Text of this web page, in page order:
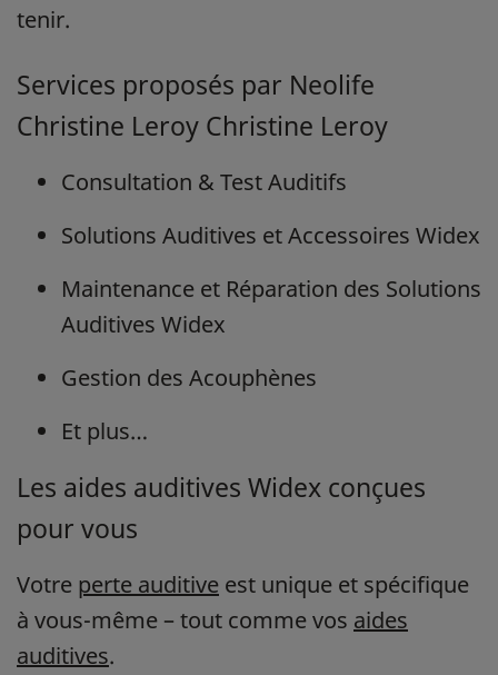
tenir.
Services proposés par Neolife
Christine Leroy Christine Leroy
Consultation & Test Auditifs
Solutions Auditives et Accessoires Widex
Maintenance et Réparation des Solutions
Auditives Widex
Gestion des Acouphènes
Et plus…
Les aides auditives Widex conçues
pour vous
Votre perte auditive est unique et spécifique
à vous-même – tout comme vos aides
auditives.